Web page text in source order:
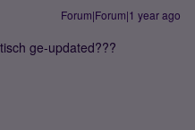
Forum|Forum|1 year ago
ge-updated???